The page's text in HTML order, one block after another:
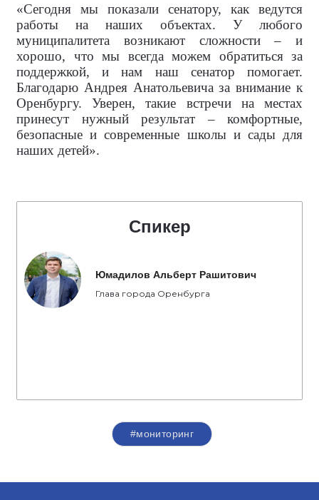
«Сегодня мы показали сенатору, как ведутся
работы на наших объектах. У любого
муниципалитета возникают сложности – и
хорошо, что мы всегда можем обратиться за
поддержкой, и нам наш сенатор помогает.
Благодарю Андрея Анатольевича за внимание к
Оренбургу. Уверен, такие встречи на местах
принесут нужный результат – комфортные,
безопасные и современные школы и сады для
наших детей».
Спикер
Юмадилов Альберт Рашитович
Глава города Оренбурга
#мониторинг